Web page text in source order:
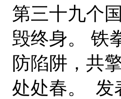
第三十九个
毁终身。 铁
防陷阱，共
处处春。 发